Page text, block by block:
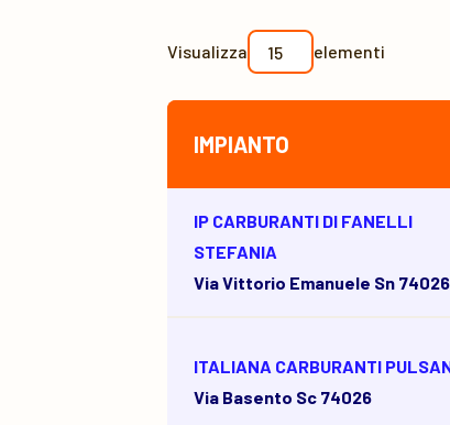
Visualizza elementi
IMPIANTO
IP CARBURANTI DI FANELLI
STEFANIA
Via Vittorio Emanuele Sn 74026
ITALIANA CARBURANTI
Via Basento Sc 74026